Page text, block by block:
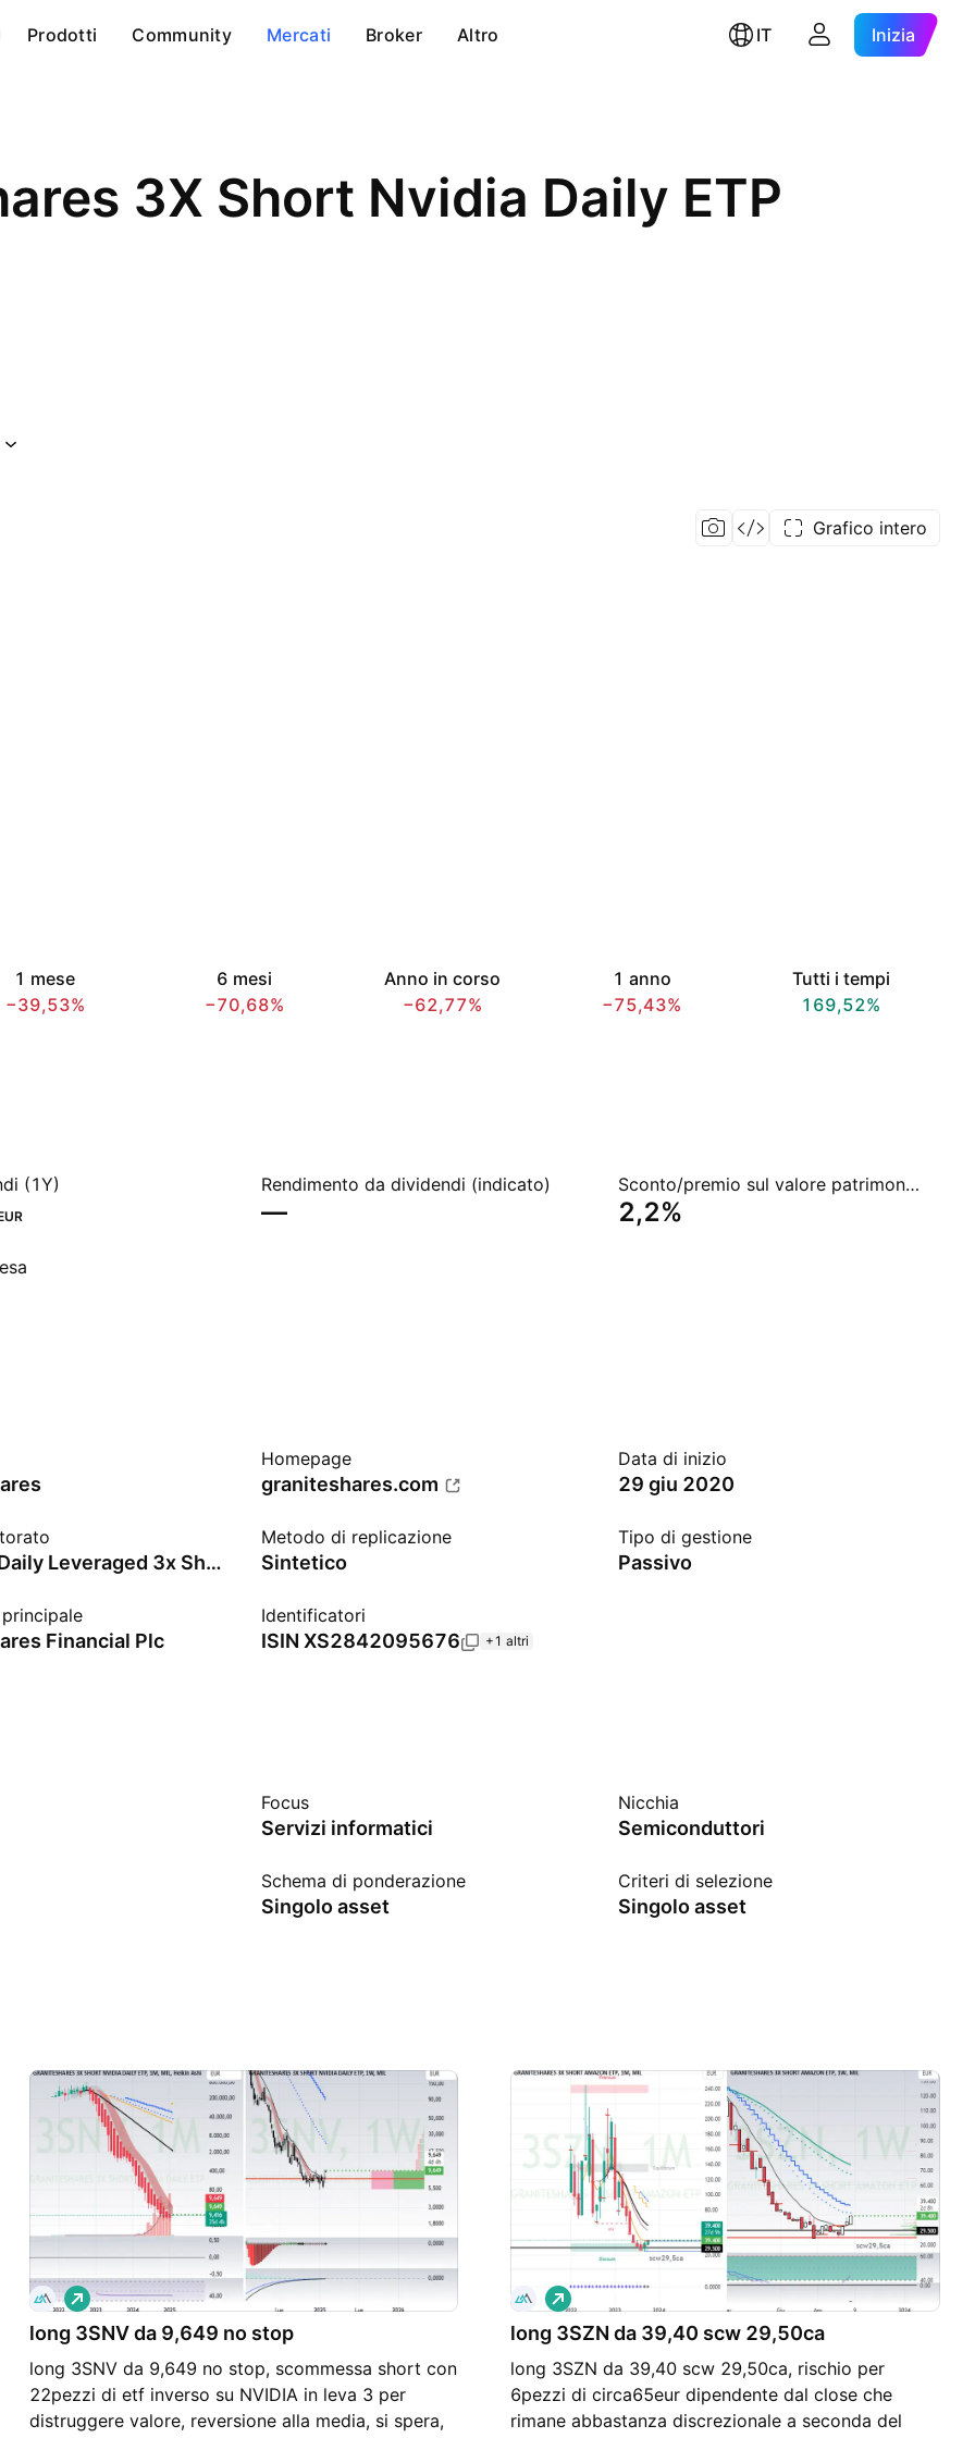
Prodotti Community Mercati Broker Altro IT Inizia
3X Short Nvidia Daily ETP
Grafico intero
1 mese
−39,53%
6 mesi
−70,68%
Anno in corso
−62,77%
1 anno
−75,43%
Tutti i tempi
169,52%
(1Y) Rendimento da dividendi (indicato)
—
Sconto/premio sul valore patrimoniale netto
2,2%
Homepage
graniteshares.com
Data di inizio
29 giu 2020
Solactive Daily Leveraged 3x Short NVIDIA Corp Index
Metodo di replicazione
Sintetico
Tipo di gestione
Passivo
Financial Plc
Identificatori
ISIN XS2842095676 +1 altri
Focus
Servizi informatici
Nicchia
Semiconduttori
Schema di ponderazione
Singolo asset
Criteri di selezione
Singolo asset
long 3SNV da 9,649 no stop
long 3SNV da 9,649 no stop, scommessa short con
22pezzi di etf inverso su NVIDIA in leva 3 per
distruggere valore, reversione alla media, si spera,
L
o
n
g
long 3SZN da 39,40 scw 29,50ca
long 3SZN da 39,40 scw 29,50ca, rischio per
6pezzi di circa65eur dipendente dal close che
rimane abbastanza discrezionale a seconda del
L
o
n
g